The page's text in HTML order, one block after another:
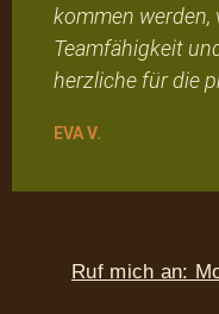
kommen werden,
Teamfähigkeit
herzliche für die
EVA V.
Ruf mich an: